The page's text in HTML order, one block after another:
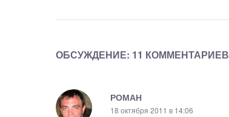
ОБСУЖДЕНИЕ: 11 КОММЕНТАРИЕВ
РОМАН
18 октября 2011 в 14:06